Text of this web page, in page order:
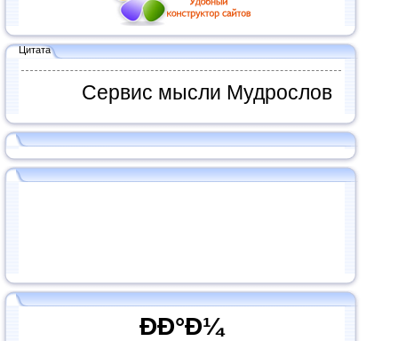
Цитата
Сервис мысли Мудрослов
ÐÐ°Ð¼